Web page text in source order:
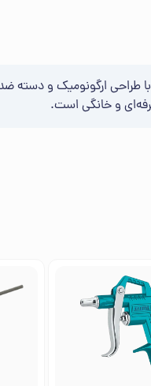
طراحی ارگونومیک و دسته
و خانگی است.